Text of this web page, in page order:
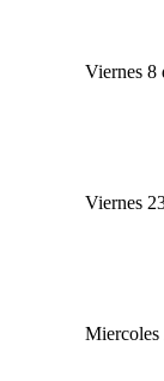
Viernes 8
Viernes
Miercoles